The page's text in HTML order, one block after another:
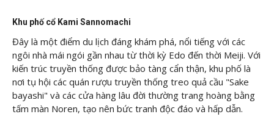
Khu phố cổ Kami Sannomachi
Đây là một điểm du lịch đáng khám phá, nổi tiếng với các
ngôi nhà mái ngói gần nhau từ thời kỳ Edo đến thời Meiji. Với
kiến trúc truyền thống được bảo tàng cẩn thận, khu phố là
nơi tụ hội các quán rượu truyền thống treo quả cầu "Sake
bayashi" và các cửa hàng lâu đời thường trang hoàng bằng
tấm màn Noren, tạo nên bức tranh độc đáo và hấp dẫn.